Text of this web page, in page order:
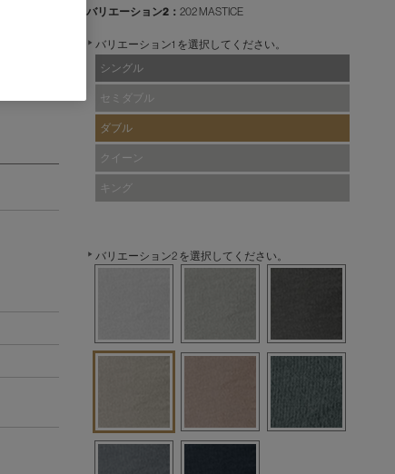
バリエーション2： 202 MASTICE
バリエーション1 を選択してください。
シングル
セミダブル
ダブル
クイーン
キング
バリエーション2 を選択してください。